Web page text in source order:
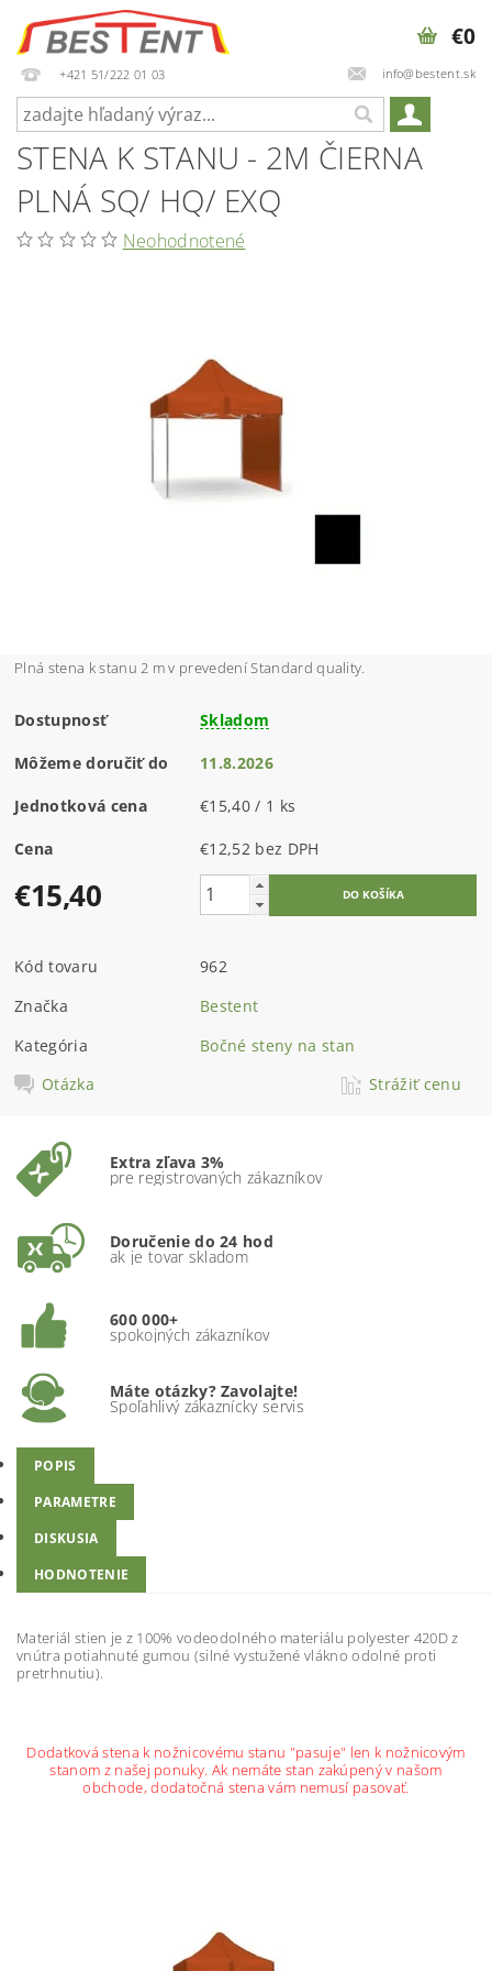
+421 51/222 01 03 info@bestent.sk
€0
STENA K STANU - 2M ČIERNA
PLNÁ SQ/ HQ/ EXQ
Neohodnotené
Plná stena k stanu 2 m v prevedení Standard quality.
Dostupnosť Skladom
Môžeme doručiť do 11.8.2026
Jednotková cena €15,40 / 1 ks
Cena €12,52 bez DPH
€15,40
Kód tovaru
962
Značka
Bestent
Kategória
Bočné steny na stan
Otázka
Strážiť cenu
Extra zľava 3%
pre registrovaných zákazníkov
Doručenie do 24 hod
ak je tovar skladom
600 000+
spokojných zákazníkov
Máte otázky? Zavolajte!
Spoľahlivý zákaznícky servis
POPIS
PARAMETRE
DISKUSIA
HODNOTENIE
Materiál stien je z 100% vodeodolného materiálu polyester 420D z
vnútra potiahnuté gumou (silné vystužené vlákno odolné proti
pretrhnutiu).
Dodatková stena k nožnicovému stanu "pasuje" len k nožnicovým
stanom z našej ponuky. Ak nemáte stan zakúpený v našom
obchode, dodatočná stena vám nemusí pasovať.